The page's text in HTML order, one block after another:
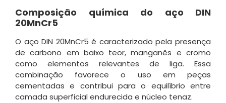
Composição química do aço DIN
20MnCr5
O aço DIN 20MnCr5 é caracterizado pela presença
de carbono em baixo teor, manganês e cromo
como elementos relevantes de liga. Essa
combinação favorece o uso em peças
cementadas e contribui para o equilíbrio entre
camada superficial endurecida e núcleo tenaz.